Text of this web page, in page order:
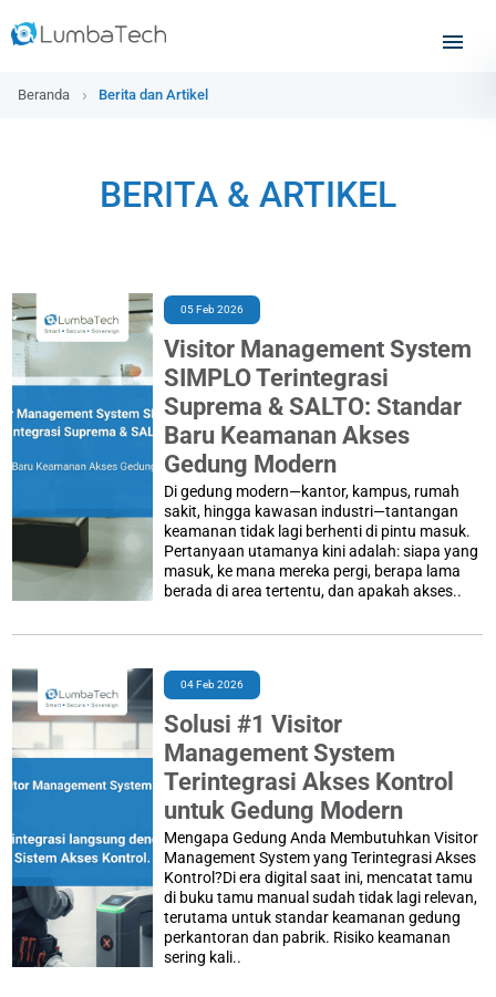
Beranda Berita dan Artikel
BERITA & ARTIKEL
05 Feb 2026
Visitor Management System
SIMPLO Terintegrasi
Suprema & SALTO: Standar
Baru Keamanan Akses
Gedung Modern
Di gedung modern—kantor, kampus, rumah
sakit, hingga kawasan industri—tantangan
keamanan tidak lagi berhenti di pintu masuk.
Pertanyaan utamanya kini adalah: siapa yang
masuk, ke mana mereka pergi, berapa lama
berada di area tertentu, dan apakah akses..
04 Feb 2026
Solusi #1 Visitor
Management System
Terintegrasi Akses Kontrol
untuk Gedung Modern
Mengapa Gedung Anda Membutuhkan Visitor
Management System yang Terintegrasi Akses
Kontrol?Di era digital saat ini, mencatat tamu
di buku tamu manual sudah tidak lagi relevan,
terutama untuk standar keamanan gedung
perkantoran dan pabrik. Risiko keamanan
sering kali..